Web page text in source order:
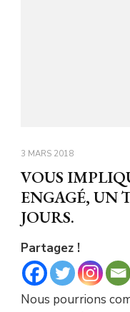
3 MARS 2018
VOUS
ENGAGÉ, UN
JOURS.
Partagez !
Nous pourrions